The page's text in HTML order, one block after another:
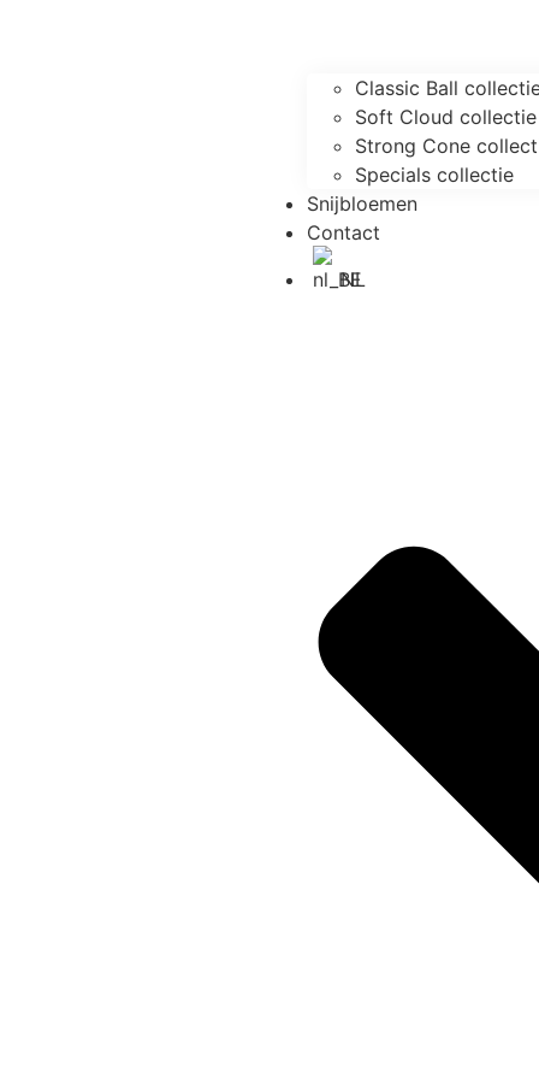
Classic Ball
Soft Cloud collectie
Strong Cone
Specials collectie
Snijbloemen
Contact
NL